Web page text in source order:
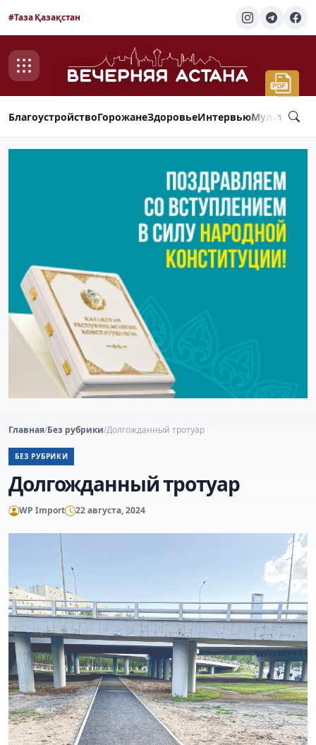
#Таза Қазақстан
БлагоустройствоГорожанеЗдоровьеИнтервью
Главная/Без рубрики/Долгожданный тротуар
БЕЗ РУБРИКИ
Долгожданный тротуар
WP Import 22 августа, 2024